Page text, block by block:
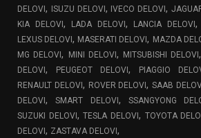
DELOVI , ISUZU DELOVI , IVECO DELOVI ,
KIA DELOVI , LADA DELOVI , LANCIA DELOVI ,
LEXUS DELOVI, MASERATI DELOVI, MAZDA
MG DELOVI, MINI DELOVI , MITSUBISHI DELOVI,
DELOVI , PEUGEOT DELOVI , PIAGGIO
RENAULT DELOVI , ROVER DELOVI, SAAB
DELOVI ,SMART DELOVI ,SSANGYONG
SUZUKI DELOVI ,TESLA DELOVI , TOYOTA
DELOVI , ZASTAVA DELOVI ,